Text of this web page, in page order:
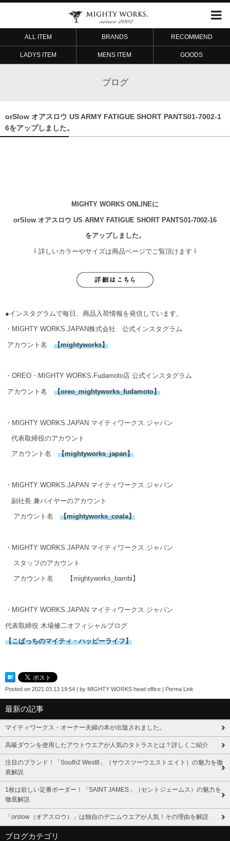
ALL ITEM BRANDS RECOMMEND
LADYS ITEM MENS ITEM GOODS
ブログ
orSlow オアスロウ US ARMY FATIGUE SHORT PANTS01-7002-1
6をアップしました。
MIGHTY WORKS ONLINEに
orSlow オアスロウ US ARMY FATIGUE SHORT PANTS01-7002-16
をアップしました。
⇩ 詳しいカラーやサイズは商品ページでご覧頂けます ⇩
●インスタグラムで毎日、商品入荷情報を発信しています。
・MIGHTY WORKS.JAPAN株式会社 公式インスタグラム
アカウント名 【mightyworks】
・OREO・MIGHTY WORKS.Fudamoto店 公式インスタグラム
アカウント名 【oreo_mightyworks_fudamoto】
・MIGHTY WORKS.JAPAN マイティワークス.ジャパン
代表取締役のアカウント
アカウント名 【mightyworks_japan】
・MIGHTY WORKS.JAPAN マイティワークス.ジャパン
副社長 兼バイヤーのアカウント
アカウント名 【mightyworks_coala】
・MIGHTY WORKS.JAPAN マイティワークス.ジャパン
スタッフのアカウント
アカウント名 【mightyworks_bambi】
・MIGHTY WORKS.JAPAN マイティワークス.ジャパン
代表取締役 木場修二オフィシャルブログ
【こばっちのマイティ・ハッピーライフ】
Posted on 2021.03.13 19:54 | by MIGHTY WORKS head office | Perma Link
最新の記事
マイティワークス・オーナー夫婦の本が出版されました。
高級ダウンを使用したアウトウエアが人気のタトラスとは？詳しくご紹介
注目のブランド！「South2 West8」（サウスツーウエストエイト）の魅力を徹
底解説
1枚は欲しい定番ボーダー！「SAINT JAMES」（セントジェームス）の魅力を
徹底解説
「orslow（オアスロウ）」は独自のデニムウエアが人気！その理由を解説
ブログカテゴリ